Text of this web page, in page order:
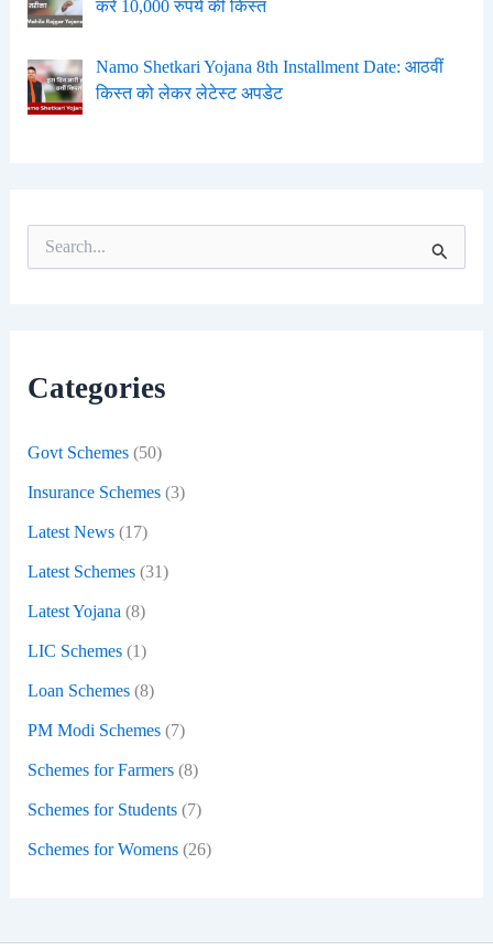
करें 10,000 रुपये की किस्त
Namo Shetkari Yojana 8th Installment Date: आठवीं
किस्त को लेकर लेटेस्ट अपडेट
o
Categories
Govt Schemes(50)
Insurance Schemes(3)
Latest News(17)
Latest Schemes(31)
Latest Yojana (8)
LIC Schemes(1)
Loan Schemes(8)
PM Modi Schemes(7)
Schemes for Farmers(8)
Schemes for Students(7)
Schemes for Womens(26)